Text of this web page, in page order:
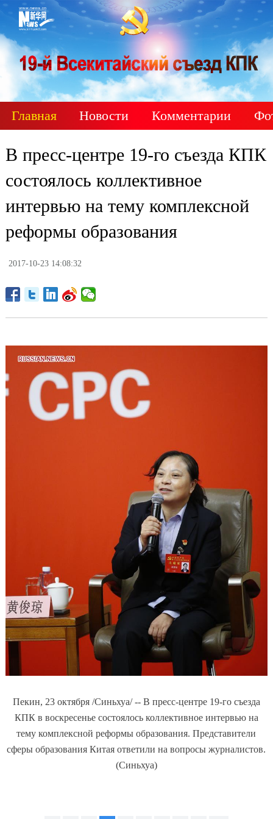
Главная Новости Комментарии
В пресс-центре 19-го съезда КПК
состоялось коллективное
интервью на тему комплексной
реформы образования
2017-10-23 14:08:32
Пекин, 23 октября /Синьхуа/ -- В пресс-центре 19-го съезда
КПК в воскресенье состоялось коллективное интервью на
тему комплексной реформы образования. Представители
сферы образования Китая ответили на вопросы журналистов.
(Синьхуа)